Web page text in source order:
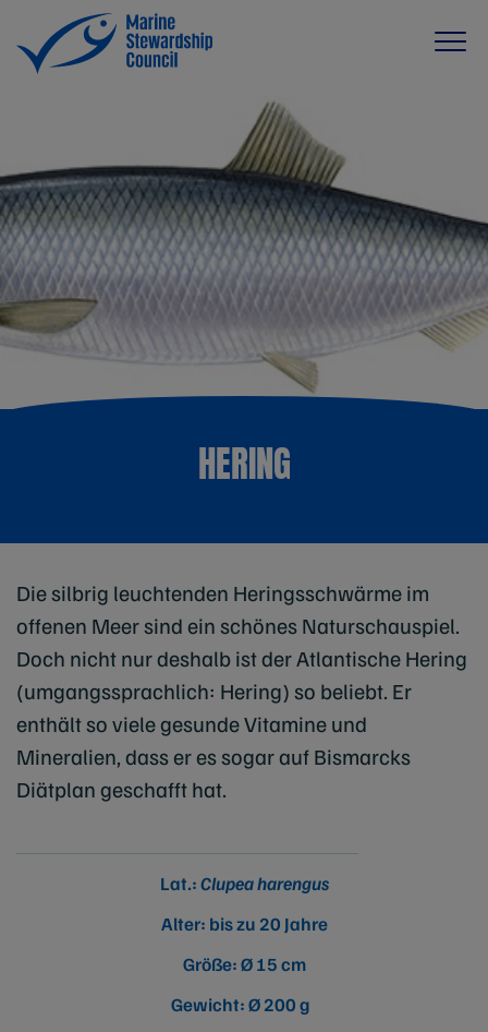
HERING
Die silbrig leuchtenden Heringsschwärme im
offenen Meer sind ein schönes Naturschauspiel.
Doch nicht nur deshalb ist der Atlantische Hering
(umgangssprachlich: Hering) so beliebt. Er
enthält so viele gesunde Vitamine und
Mineralien, dass er es sogar auf Bismarcks
Diätplan geschafft hat.
Lat.:Clupea harengus
Alter: bis zu 20 Jahre
Größe: Ø 15 cm
Gewicht: Ø 200 g